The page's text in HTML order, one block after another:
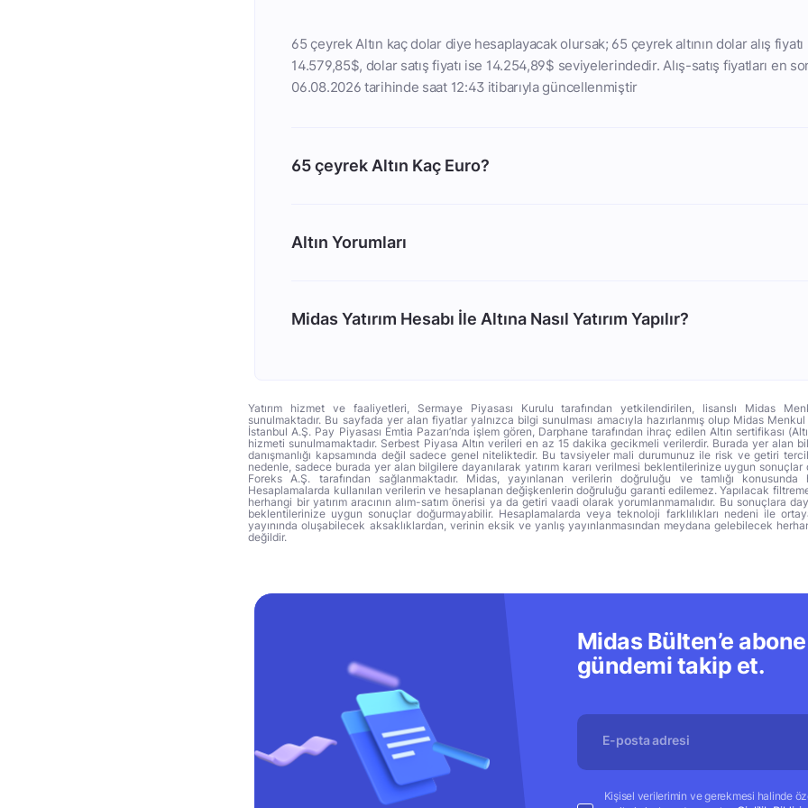
65 çeyrek Altın kaç dolar diye hesaplayacak olursak; 65 çeyrek altının dolar alış fiyatı
14.579,85$, dolar satış fiyatı ise 14.254,89$ seviyelerindedir. Alış-satış fiyatları en
06.08.2026 tarihinde saat 12:43 itibarıyla güncellenmiştir
65 çeyrek Altın Kaç Euro?
Altın Yorumları
Midas Yatırım Hesabı İle Altına Nasıl Yatırım Yapılır?
Yatırım hizmet ve faaliyetleri, Sermaye Piyasası Kurulu tarafından yetkilendirilen, lisanslı Midas
sunulmaktadır. Bu sayfada yer alan fiyatlar yalnızca bilgi sunulması amacıyla hazırlanmış olup Midas
İstanbul A.Ş. Pay Piyasası Emtia Pazarı’nda işlem gören, Darphane tarafından ihraç edilen Altın sertifikası
hizmeti sunulmamaktadır. Serbest Piyasa Altın verileri en az 15 dakika gecikmeli verilerdir. Burada yer alan
danışmanlığı kapsamında değil sadece genel niteliktedir. Bu tavsiyeler mali durumunuz ile risk ve getiri
nedenle, sadece burada yer alan bilgilere dayanılarak yatırım kararı verilmesi beklentilerinize uygun
Foreks A.Ş. tarafından sağlanmaktadır. Midas, yayınlanan verilerin doğruluğu ve tamlığı
Hesaplamalarda kullanılan verilerin ve hesaplanan değişkenlerin doğruluğu garanti edilemez. Yapılacak
herhangi bir yatırım aracının alım-satım önerisi ya da getiri vaadi olarak yorumlanmamalıdır. Bu sonuçlara
beklentilerinize uygun sonuçlar doğurmayabilir. Hesaplamalarda veya teknoloji farklılıkları nedeni ile
yayınında oluşabilecek aksaklıklardan, verinin eksik ve yanlış yayınlanmasından meydana gelebilecek
değildir.
Midas Bülten’e
gündemi takip et.
Kişisel verilerimin ve gerekmesi halinde